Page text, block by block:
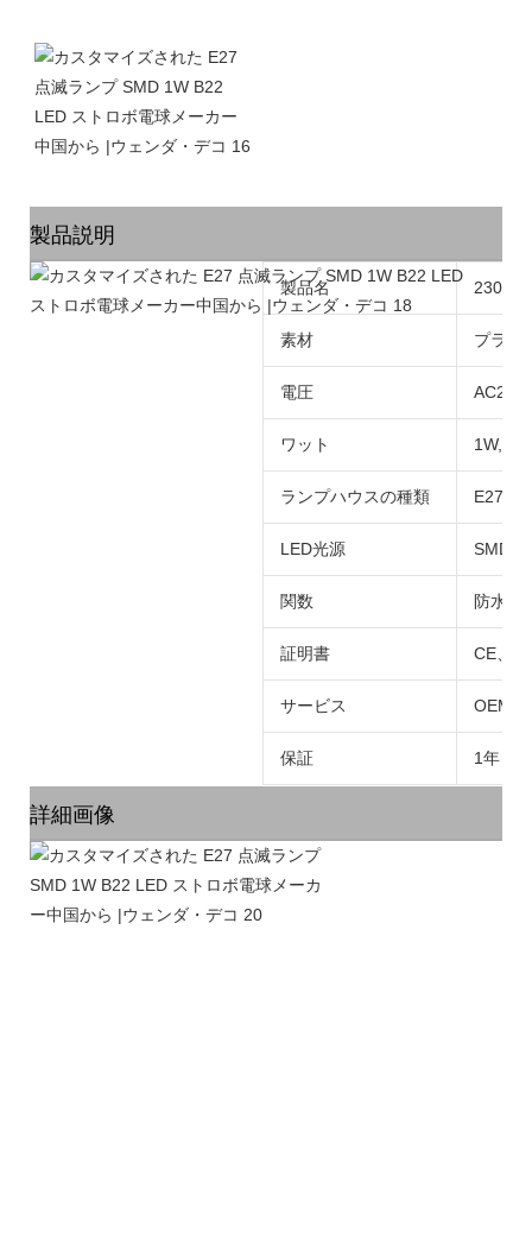
製品説明
製品名 230V
素材 プラス
電圧
ワット 1W,2W
ランプハウスの種類 E27/
LED光源
関数 防水
証明書 CE、
サービス
保証 1年
詳細画像